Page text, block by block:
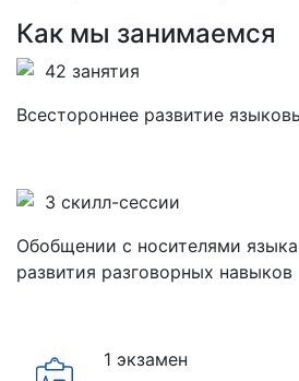
Как мы занимаемся
42 занятия
Всестороннее развитие
3 скилл-сессии
Обобщении с носителями
развития разговорных навыков
1 экзамен